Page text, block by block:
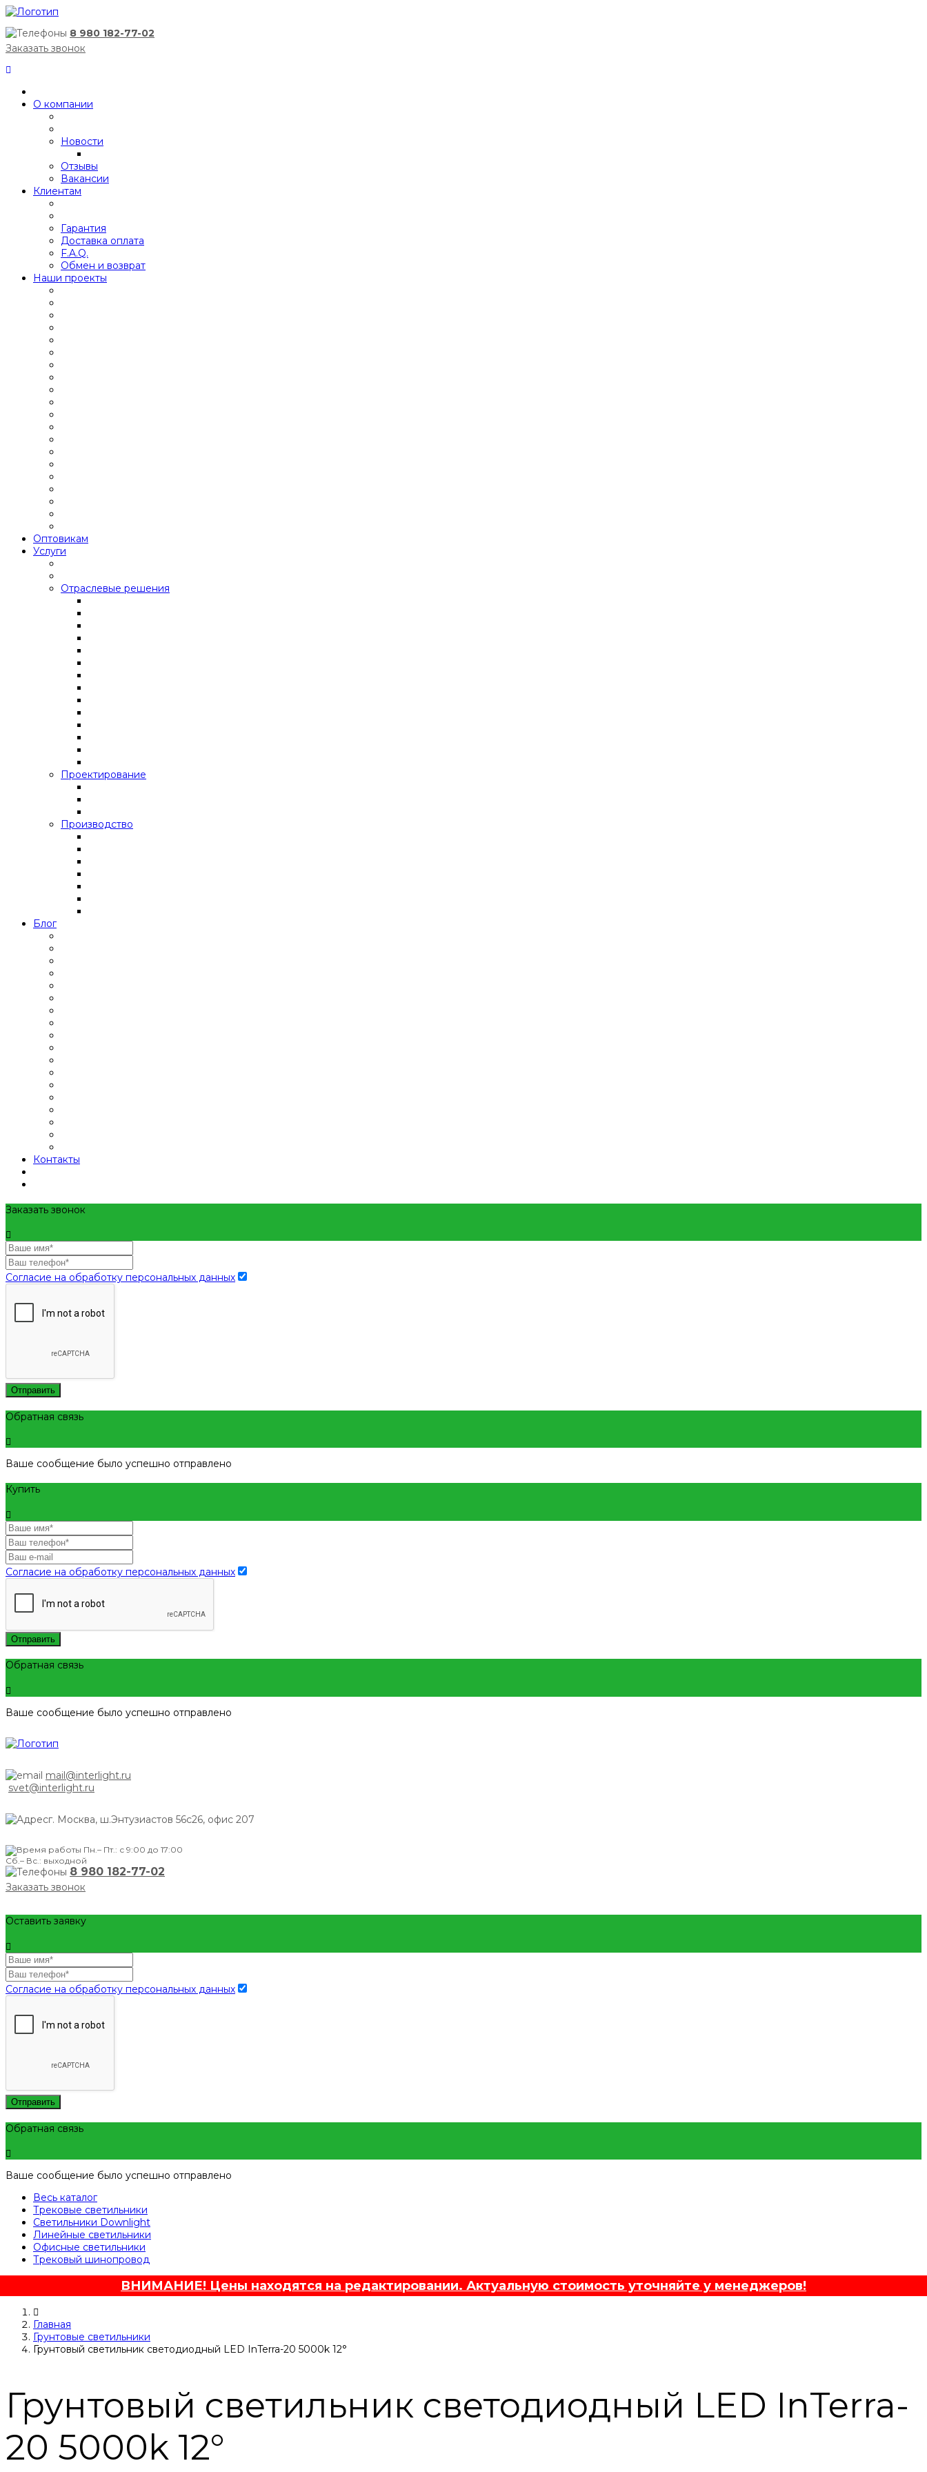
8 980 182-77-02
Заказать звонок
О компании
Новости
Отзывы
Вакансии
Клиентам
Гарантия
Доставка оплата
F.A.Q.
Обмен и возврат
Наши проекты
Оптовикам
Услуги
Отраслевые решения
Проектирование
Производство
Блог
Контакты
Заказать звонок
Согласие на обработку персональных данных
Отправить
Обратная связь
Ваше сообщение было успешно отправлено
Купить
Согласие на обработку персональных данных
Отправить
Обратная связь
Ваше сообщение было успешно отправлено
mail@interlight.ru
svet@interlight.ru
г. Москва, ш.Энтузиастов 56с26, офис 207
Пн.– Пт.: с 9:00 до 17:00
Сб.– Вс.: выходной
8 980 182-77-02
Заказать звонок
Оставить заявку
Согласие на обработку персональных данных
Отправить
Обратная связь
Ваше сообщение было успешно отправлено
Весь каталог
Трековые светильники
Светильники Downlight
Линейные светильники
Офисные светильники
Трековый шинопровод
ВНИМАНИЕ! Цены находятся на редактировании. Актуальную стоимость уточняйте у менеджеров!
Главная
Грунтовые светильники
Грунтовый светильник светодиодный LED InTerra-20 5000k 12°
Грунтовый светильник светодиодный LED InTerra-
20 5000k 12°